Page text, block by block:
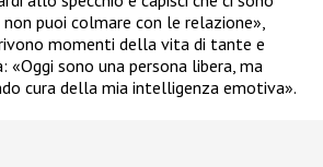
puoi colmare con le relazione»,
momenti della vita di tante e
«Oggi sono una persona libera, ma
cura della mia intelligenza emotiva».